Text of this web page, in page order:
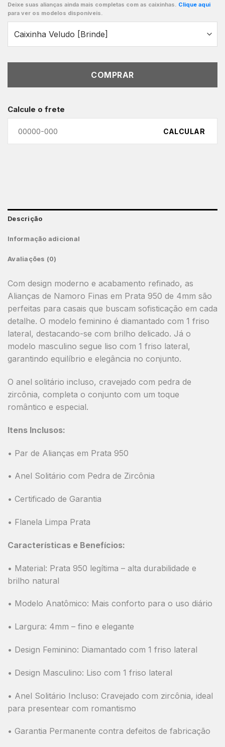
Deixe suas alianças ainda mais completas com as caixinhas. Clique aqui
para ver os modelos disponíveis.
COMPRAR
Calcule o frete
CALCULAR
Descrição
Informação adicional
Avaliações (0)
Com design moderno e acabamento refinado, as
Alianças de Namoro Finas em Prata 950 de 4mm são
perfeitas para casais que buscam sofisticação em cada
detalhe. O modelo feminino é diamantado com 1 friso
lateral, destacando-se com brilho delicado. Já o
modelo masculino segue liso com 1 friso lateral,
garantindo equilíbrio e elegância no conjunto.
O anel solitário incluso, cravejado com pedra de
zircônia, completa o conjunto com um toque
romântico e especial.
Itens Inclusos:
• Par de Alianças em Prata 950
• Anel Solitário com Pedra de Zircônia
• Certificado de Garantia
• Flanela Limpa Prata
Características e Benefícios:
• Material: Prata 950 legítima – alta durabilidade e
brilho natural
• Modelo Anatômico: Mais conforto para o uso diário
• Largura: 4mm – fino e elegante
• Design Feminino: Diamantado com 1 friso lateral
• Design Masculino: Liso com 1 friso lateral
• Anel Solitário Incluso: Cravejado com zircônia, ideal
para presentear com romantismo
• Garantia Permanente contra defeitos de fabricação